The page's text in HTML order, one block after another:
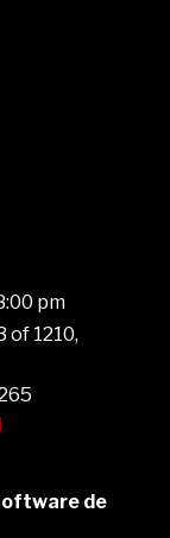
pm
of 1210,
de